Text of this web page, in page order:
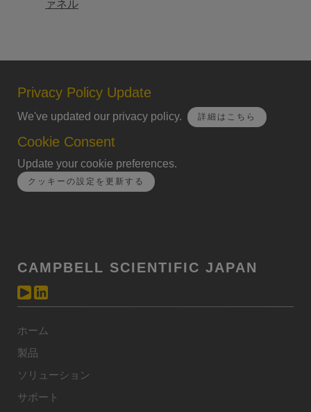
ァネル
Privacy Policy Update
We've updated our privacy policy. 詳細はこちら
Cookie Consent
Update your cookie preferences.
クッキーの設定を更新する
CAMPBELL SCIENTIFIC JAPAN
ホーム
製品
ソリューション
サポート